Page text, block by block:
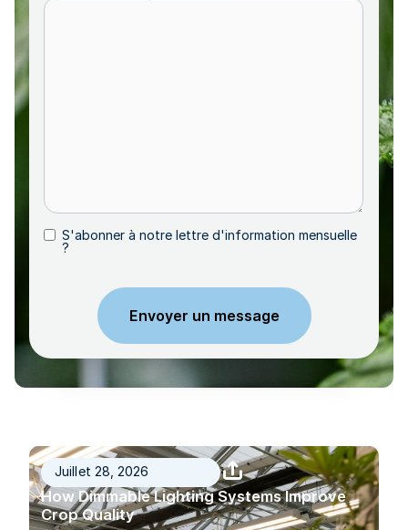
S'abonner
S'abonner à notre lettre d'information mensuelle
?
Juillet 28, 2026
How Dimmable Lighting Systems Improve
Crop Quality